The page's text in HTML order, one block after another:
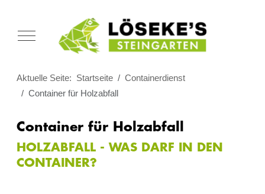
Mobile Menu Toggle
Aktuelle Seite: Startseite
Containerdienst
Container für Holzabfall
Container für Holzabfall
HOLZABFALL - WAS DARF IN DEN
CONTAINER?